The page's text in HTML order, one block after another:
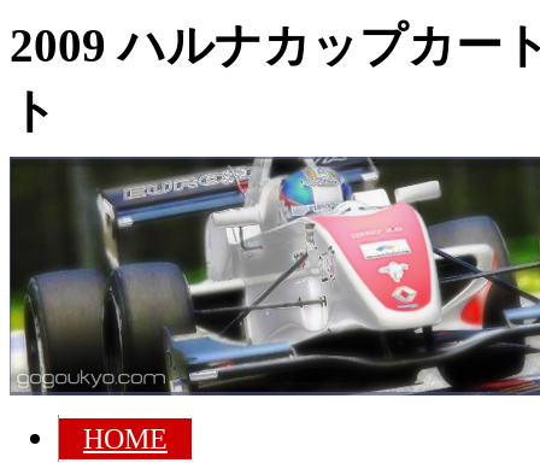
2009 ハルナカップカ
ト
HOME